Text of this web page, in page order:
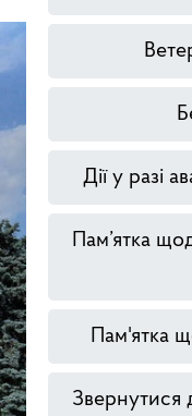
Дії у разі
Пам’ятка
Пам'ятка
Звернутися